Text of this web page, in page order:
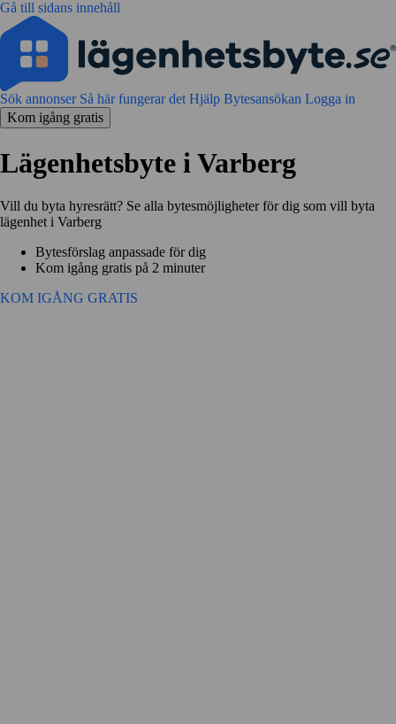
Gå till sidans innehåll
Sök annonser Så här fungerar det Hjälp Bytesansökan Logga in
Kom igång gratis
Lägenhetsbyte i Varberg
Vill du byta hyresrätt? Se alla bytesmöjligheter för dig som vill byta
lägenhet i Varberg
Bytesförslag anpassade för dig
Kom igång gratis på 2 minuter
KOM IGÅNG GRATIS